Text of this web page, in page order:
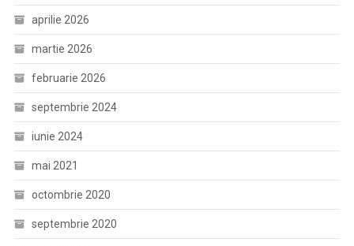
aprilie 2026
martie 2026
februarie 2026
septembrie 2024
iunie 2024
mai 2021
octombrie 2020
septembrie 2020